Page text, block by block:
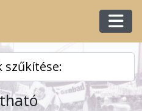
szűkítése: